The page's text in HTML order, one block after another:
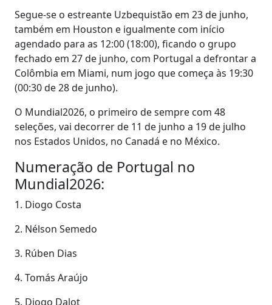
Segue-se o estreante Uzbequistão em 23 de junho,
também em Houston e igualmente com início
agendado para as 12:00 (18:00), ficando o grupo
fechado em 27 de junho, com Portugal a defrontar a
Colômbia em Miami, num jogo que começa às 19:30
(00:30 de 28 de junho).
O Mundial2026, o primeiro de sempre com 48
seleções, vai decorrer de 11 de junho a 19 de julho
nos Estados Unidos, no Canadá e no México.
Numeração de Portugal no
Mundial2026:
1. Diogo Costa
2. Nélson Semedo
3. Rúben Dias
4. Tomás Araújo
5. Diogo Dalot